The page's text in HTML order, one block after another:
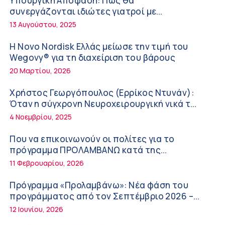
ΚΥ Σοφάδων
Πόσο μας επηρεάζει ο ύπνος με ανεμιστήρα
ή air-condition το καλοκαίρι
11:34 πμ
Randy Schekman, Νομπελίστας Ιατρικής:
«Σε πέντε χρόνια μπορεί να έχουμε
θεραπεία που αναστέλλει την εξέλιξη του
Πάρκινσον»
9:24 πμ
Αντώνης Βουκλαρής – «ΕΡΡΙΚΟΣ ΝΤΥΝΑΝ»
Πώς να προλάβετε και να αντιμετωπίσετε
τη διάρροια των ταξιδιωτών
Ευμενής Καραφυλλίδης (Metropolitan
General): Γιατί η διατροφή πρέπει να
καθοδηγείται από κλινικό διαιτολόγο;
συνεργάζονται ιδιώτες γιατροί με
νοσοκομεία του δημοσίου συστήματος
13 Αυγούστου, 2025
Η Novo Nordisk Ελλάς μείωσε την τιμή του
Wegovy® για τη διαχείριση του βάρους
20 Μαρτίου, 2026
Χρήστος Γεωργόπουλος (Ερρίκος Ντυνάν):
Όταν η σύγχρονη Νευροχειρουργική νικά το
φόβο!
4 Νοεμβρίου, 2025
Που να επικοινωνούν οι πολίτες για το
πρόγραμμα ΠΡΟΛΑΜΒΑΝΩ κατά της
παχυσαρκίας
11 Φεβρουαρίου, 2026
Πρόγραμμα «Προλαμβάνω»: Νέα φάση του
προγράμματος από τον Σεπτέμβριο 2026 –
Δωρεάν προληπτικές εξετάσεις έως το 2030
12 Ιουνίου, 2026